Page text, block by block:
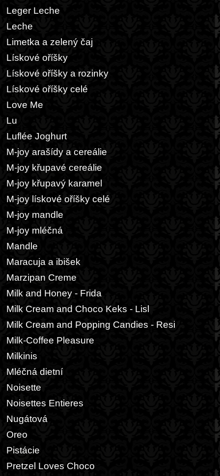
Leger Leche
Leche
Limetka a zelený čaj
Lískové oříšky
Lískové oříšky a rozinky
Lískové oříšky celé
Love Me
Lu
Luflée Joghurt
M-joy arašídy a cereálie
M-joy křupavé cereálie
M-joy křupavý karamel
M-joy lískové oříšky celé
M-joy mandle
M-joy mléčná
Mandle
Maracuja a ibišek
Marzipan Creme
Milk and Honey - Frida
Milk Cream and Choco Keks - Lisl
Milk Cream and Popping Candies - Resi
Milk-Coffee Pleasure
Milkinis
Mléčná dietní
Noisette
Noisettes Entieres
Nugátová
Oreo
Pistácie
Pretzel Loves Choco